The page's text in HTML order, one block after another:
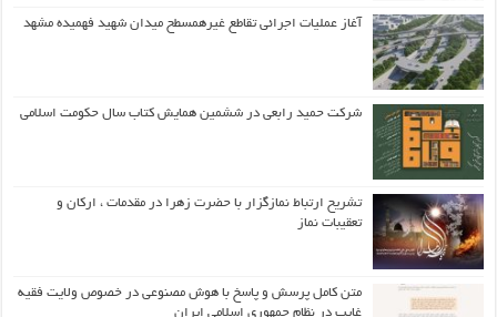
آغاز عملیات اجرائی تقاطع غیرهمسطح میدان شهید فهمیده مشهد
شرکت حمید رابعی در ششمین همایش کتاب سال حکومت اسلامی
تشریح ارتباط نمازگزار با حضرت زهرا در مقدمات ، ارکان و
تعقیبات نماز
متن کامل پرسش و پاسخ با هوش مصنوعی در خصوص ولایت فقیه
غایب در نظام جمهوری اسلامی ایران